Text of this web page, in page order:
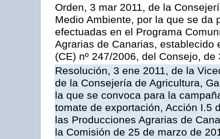
Orden, 3 mar 2011, de la
Medio Ambiente, por la que se da
efectuadas en el Programa
Agrarias de Canarias,
(CE) nº 247/2006, del Consejo,
Resolución, 3 ene 2011, de la
de la Consejería de Agricultura,
la que se convoca para la
tomate de exportación, Acción I.5
las Producciones Agrarias de
la Comisión de 25 de marzo de